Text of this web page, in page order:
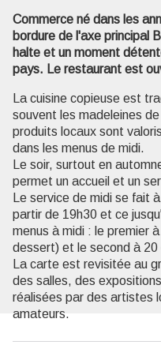
Commerce né dans les
bordure de l'axe principal
halte et un moment
pays. Le restaurant est
La cuisine copieuse est
souvent les madeleines
produits locaux sont
dans les menus de midi.
Le soir, surtout en
permet un accueil et un
Le service de midi se fait
partir de 19h30 et ce
menus à midi : le premier
dessert) et le second à
La carte est revisitée au
des salles, des
réalisées par des artistes
amateurs.